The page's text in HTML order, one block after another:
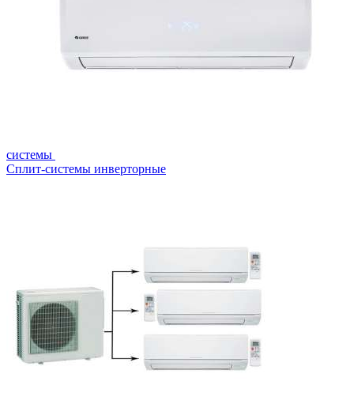
системы
Сплит-системы инверторные